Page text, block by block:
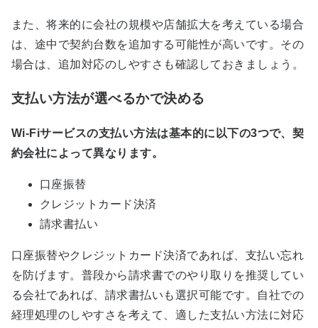
また、将来的に会社の規模や店舗拡大を考えている場合
は、途中で契約台数を追加する可能性が高いです。その
場合は、追加対応のしやすさも確認しておきましょう。
支払い方法が選べるかで決める
Wi-Fiサービスの支払い方法は基本的に以下の3つで、契
約会社によって異なります。
口座振替
クレジットカード決済
請求書払い
口座振替やクレジットカード決済であれば、支払い忘れ
を防げます。普段から請求書でのやり取りを推奨してい
る会社であれば、請求書払いも選択可能です。自社での
経理処理のしやすさを考えて、適した支払い方法に対応